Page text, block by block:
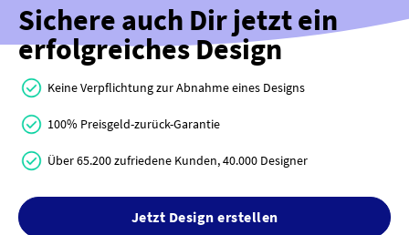
Sichere auch Dir jetzt ein
erfolgreiches Design
Keine Verpflichtung zur Abnahme eines Designs
100% Preisgeld-zurück-Garantie
Über 65.200 zufriedene Kunden, 40.000 Designer
Jetzt Design erstellen